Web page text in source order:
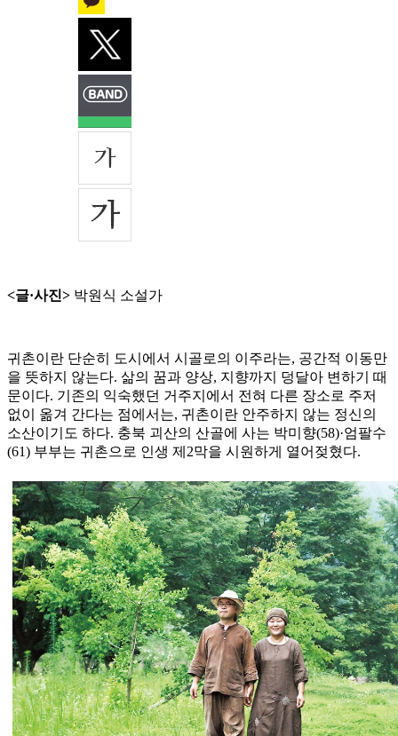
<글·사진> 박원식 소설가
귀촌이란 단순히 도시에서 시골로의 이주라는, 공간적 이동만
을 뜻하지 않는다. 삶의 꿈과 양상, 지향까지 덩달아 변하기 때
문이다. 기존의 익숙했던 거주지에서 전혀 다른 장소로 주저
없이 옮겨 간다는 점에서는, 귀촌이란 안주하지 않는 정신의
소산이기도 하다. 충북 괴산의 산골에 사는 박미향(58)·엄팔수
(61) 부부는 귀촌으로 인생 제2막을 시원하게 열어젖혔다.